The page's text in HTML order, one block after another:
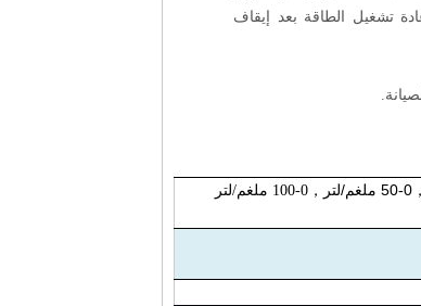
تشغيل الطاقة بعد إيقاف
， 0-50 ملغم/لتر ， 0-100 ملغم/لتر